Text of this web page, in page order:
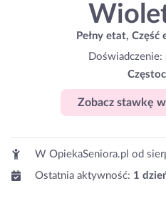
Pełny etat,
Doświadczenie:
Zobacz stawkę
W OpiekaSeniora.pl od
Ostatnia aktywność: 1